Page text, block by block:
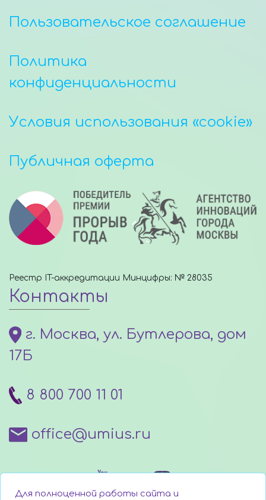
Пользовательское соглашение
Политика
конфиденциальности
Условия использования «cookie»
Публичная оферта
Реестр IT-аккредитации Минцифры: № 28035
Контакты
г. Москва, ул. Бутлерова, дом
17Б
8 800 700 11 01
office@umius.ru
Для полноценной работы сайта и